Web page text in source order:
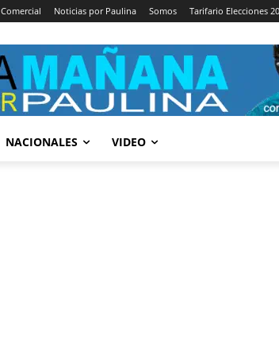
Comercial Noticias por Paulina Somos Tarifario Elecciones
NACIONALES VIDEO